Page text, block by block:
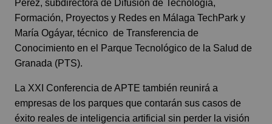
Pérez, subdirectora de Difusión de Tecnología,
Formación, Proyectos y Redes en Málaga TechPark y
María Ogáyar, técnico de Transferencia de
Conocimiento en el Parque Tecnológico de la Salud de
Granada (PTS).
La XXI Conferencia de APTE también reunirá a
empresas de los parques que contarán sus casos de
éxito reales de inteligencia artificial sin perder la visión